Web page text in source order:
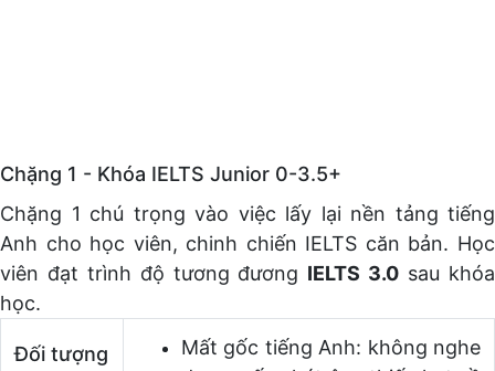
Chặng 1 - Khóa IELTS Junior 0-3.5+
Chặng 1 chú trọng vào việc lấy lại nền tảng tiếng
Anh cho học viên, chinh chiến IELTS căn bản. Học
viên đạt trình độ tương đương IELTS 3.0 sau khóa
học.
Đối tượng
Mất gốc tiếng Anh: không nghe